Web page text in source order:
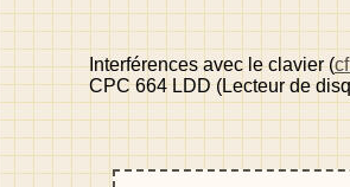
Interférences avec le clavier (
CPC 664 LDD (Lecteur de